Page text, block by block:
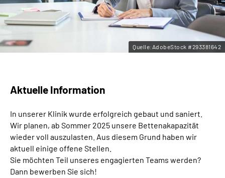
Quelle:AdobeStock #293381642
Aktuelle Information
In unserer Klinik wurde erfolgreich gebaut und saniert.
Wir planen, ab Sommer 2025 unsere Bettenakapazität
wieder voll auszulasten. Aus diesem Grund haben wir
aktuell einige offene Stellen.
Sie möchten Teil unseres engagierten Teams werden?
Dann bewerben Sie sich!